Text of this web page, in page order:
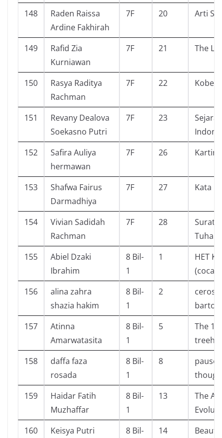
148
Raden Raissa
Ardine Fakhirah
7F 20 Arti
149
Rafid Zia
Kurniawan
7F 21 The
150
Rasya Raditya
Rachman
7F 22 Kobe
151
Revany Dealova
Soekasno Putri
7F 23
152
Safira Auliya
hermawan
7F 26 Kartini
153
Shafwa Fairus
Darmadhiya
7F 27 Kata
154
Vivian Sadidah
Rachman
7F 28
Surat
Tuhan
155
Abiel Dzaki
Ibrahim
8 Bil-
1
1
HET
(coca
156
alina zahra
shazia hakim
8 Bil-
1
2
ceros
157
Atinna
Amarwatasita
8 Bil-
1
5
The
158
daffa faza
rosada
8 Bil-
1
8
pause
159
Haidar Fatih
Muzhaffar
8 Bil-
1
13
The
160
Keisya Putri
8 Bil-
14